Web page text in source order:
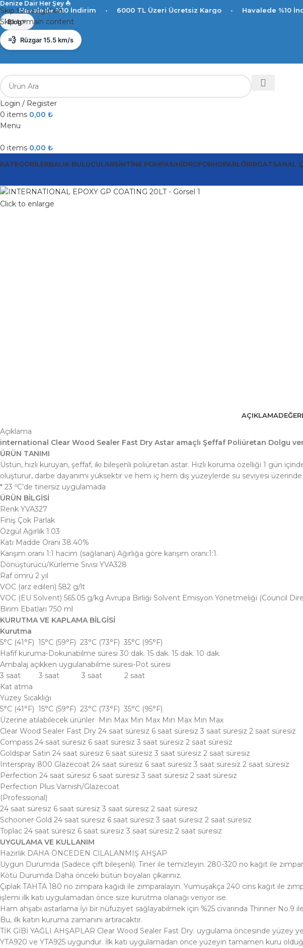
Skip to navigation
Skip to main content
Denize Dair Her Şey ⛵️
%10 İndirim • 6000 TL Üzeri Ücretsiz Kargo • Havalede %10 İndirim •
Blog▼
☀️ Antalya 32°C
💨 Rüzgar 15.5 km/s
Login / Register
0 items 0,00 ₺
Menu
0 items 0,00 ₺
KATEGORILERBALIK BULUCULARSINTINE POMPASIHIDROFORHOPARLÖRIRGATSANAL
Click to enlarge
AÇIKLAMA
Açıklama
international Clear Wood Sealer Fast Dry Astar amaçlı Şeffaf Poliüretan Dolgu
ÜRÜN TANIMI
Üstün, hızlı kuruyan, şeffaf, iki bileşenli poliüretan astar. Hızlı koruma özelliği 1 gün
oluşturur, darbe dayanımı yüksektir ve hem iç hem dış yüzeylerde su seviyesi üzerinde
* 23 ºC’de tinersiz uygulamada
ÜRÜN BİLGİSİ
Renk YVA327
Finiş Çok Parlak
Özgül Ağırlık 1.03
Katı Madde Oranı 38.40%
Karışım oranı 1:1 hacim (sağlanan) Ağırlığa göre karışım oranı:1:1.
Dönüştürücü/Kürleme Sıvısı YVA328
Raf ömrü 2 yıl
VOC (arz edilen) 582 g/lt
VOC (EU Solvent) 565.05 g/kg Avrupa Birliği Solvent Emisyon Yönetmeliği (Council
Birim Ebatları 750 ml
KURUTMA VE KAPLAMA BİLGİSİ
Kurutma
5°C (41°F) 15°C (59°F) 23°C (73°F) 35°C (95°F)
Hafif kuruma-Dokunabilme süresi 30 dak. 15 dak. 15 dak. 10 dak.
Ambalaj açıkken uygulanabilme süresi-Pot süresi
3 saat 3 saat 3 saat 2 saat
Kat atma
Yüzey Sıcaklığı
5°C (41°F) 15°C (59°F) 23°C (73°F) 35°C (95°F)
Üzerine atılabilecek ürünler Min Max Min Max Min Max Min Max
Clear Wood Sealer Fast Dry 24 saat süresiz 6 saat süresiz 3 saat süresiz 2 saat süresiz
Compass 24 saat süresiz 6 saat süresiz 3 saat süresiz 2 saat süresiz
Goldspar Satin 24 saat süresiz 6 saat süresiz 3 saat süresiz 2 saat süresiz
Interspray 800 Glazecoat 24 saat süresiz 6 saat süresiz 3 saat süresiz 2 saat süresiz
Perfection 24 saat süresiz 6 saat süresiz 3 saat süresiz 2 saat süresiz
Perfection Plus Varnish/Glazecoat
(Professional)
24 saat süresiz 6 saat süresiz 3 saat süresiz 2 saat süresiz
Schooner Gold 24 saat süresiz 6 saat süresiz 3 saat süresiz 2 saat süresiz
Toplac 24 saat süresiz 6 saat süresiz 3 saat süresiz 2 saat süresiz
UYGULAMA VE KULLANIM
Hazırlık DAHA ÖNCEDEN CİLALANMIŞ AHŞAP
Uygun Durumda (Sadece çift bileşenli). Tiner ile temizleyin. 280-320 no kağıt ile
Kötü Durumda Daha önceki bütün boyaları çıkarınız.
Çıplak TAHTA 180 no zımpara kağıdı ile zımparalayın. Yumuşakça 240 cins kağıt ile
işlemi ilk katı uygulamadan önce size kurutma olanağı veriyor ise.
Ham ahşabı astarlama İyi bir nüfuziyet sağlayabilmek için %25 civarında Thinner No.9
Bu, ilk katın kuruma zamanını artıracaktır.
TİK GİBİ YAĞLI AHŞAPLAR Clear Wood Sealer Fast Dry. uygulama öncesinde yüzey
YTA920 ve YTA925 uygundur. İlk katı uygulamadan önce yüzeyin tamamen kuru